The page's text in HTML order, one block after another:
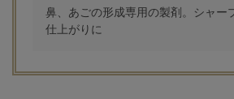
鼻、あごの形成専用の製剤。シャー
仕上がりに